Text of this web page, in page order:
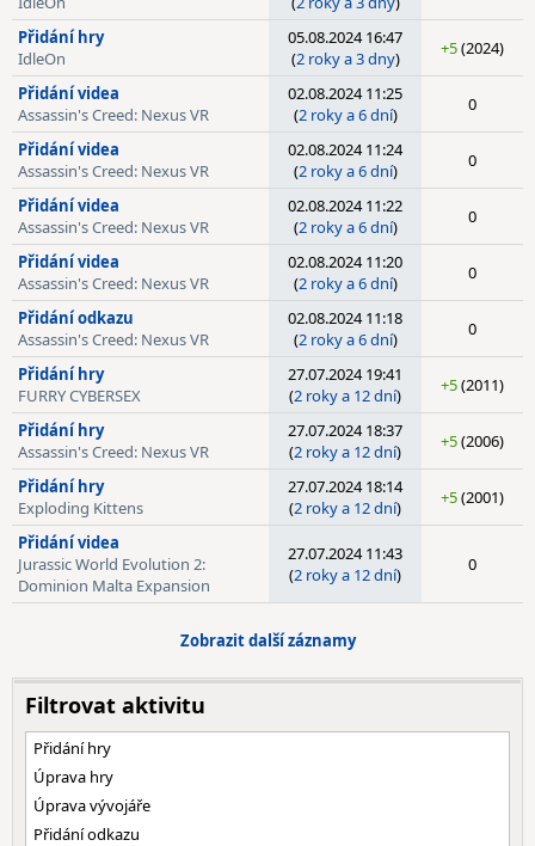
Přidání hry
IdleOn
05.08.2024 16:47
(2 roky a 3 dny) +5(2024)
Přidání videa
Assassin's Creed: Nexus VR
02.08.2024 11:25
(2 roky a 6 dní) 0
Přidání videa
Assassin's Creed: Nexus VR
02.08.2024 11:24
(2 roky a 6 dní) 0
Přidání videa
Assassin's Creed: Nexus VR
02.08.2024 11:22
(2 roky a 6 dní) 0
Přidání videa
Assassin's Creed: Nexus VR
02.08.2024 11:20
(2 roky a 6 dní) 0
Přidání odkazu
Assassin's Creed: Nexus VR
02.08.2024 11:18
(2 roky a 6 dní) 0
Přidání hry
FURRY CYBERSEX
27.07.2024 19:41
(2 roky a 12 dní) +5(2011)
Přidání hry
Assassin's Creed: Nexus VR
27.07.2024 18:37
(2 roky a 12 dní) +5(2006)
Přidání hry
Exploding Kittens
27.07.2024 18:14
(2 roky a 12 dní) +5(2001)
Přidání videa
Jurassic World Evolution 2:
Dominion Malta Expansion
27.07.2024 11:43
(2 roky a 12 dní) 0
Zobrazit další záznamy
Filtrovat aktivitu
Přidání hry
Úprava hry
Úprava vývojáře
Přidání odkazu